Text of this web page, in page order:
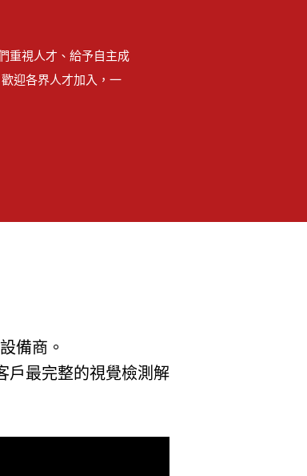
重視人才、給予自主成
迎各界人才加入，一
備商。
戶最完整的視覺檢測解